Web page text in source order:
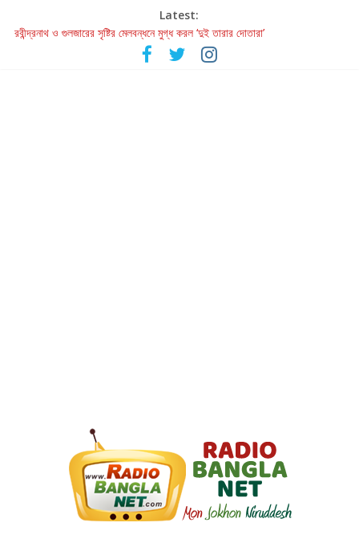
Latest:
রবীন্দ্রনাথ ও গুলজারের সৃষ্টির মেলবন্ধনে মুগ্ধ করল ‘দুই তারার দোতারা’
কলের গান থেকে রীলস্ — বাঙালির গান শোনার বিবর্তনের গল্প
জগন্নাথমঙ্গলম্ — বাংলায় প্রথমবার মঞ্চে এবার রথযাত্রার উদযাপন